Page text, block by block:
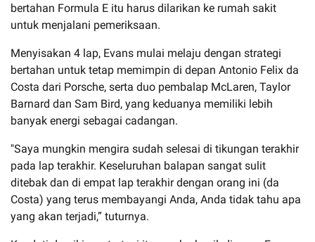
bertahan Formula E itu harus dilarikan ke rumah sakit
untuk menjalani pemeriksaan.
Menyisakan 4 lap, Evans mulai melaju dengan strategi
bertahan untuk tetap memimpin di depan Antonio Felix da
Costa dari Porsche, serta duo pembalap McLaren, Taylor
Barnard dan Sam Bird, yang keduanya memiliki lebih
banyak energi sebagai cadangan.
"Saya mungkin mengira sudah selesai di tikungan terakhir
pada lap terakhir. Keseluruhan balapan sangat sulit
ditebak dan di empat lap terakhir dengan orang ini (da
Costa) yang terus membayangi Anda, Anda tidak tahu apa
yang akan terjadi,” tuturnya.